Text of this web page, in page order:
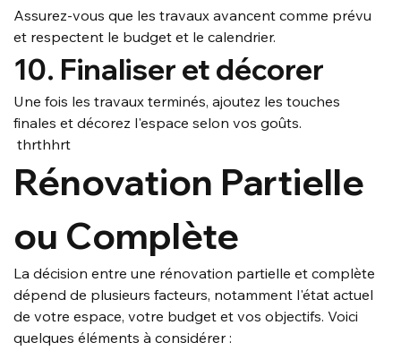
Assurez-vous que les travaux avancent comme prévu
et respectent le budget et le calendrier.
10. Finaliser et décorer
Une fois les travaux terminés, ajoutez les touches
finales et décorez l'espace selon vos goûts.
thrthhrt
Rénovation Partielle
ou Complète
La décision entre une rénovation partielle et complète
dépend de plusieurs facteurs, notamment l'état actuel
de votre espace, votre budget et vos objectifs. Voici
quelques éléments à considérer :